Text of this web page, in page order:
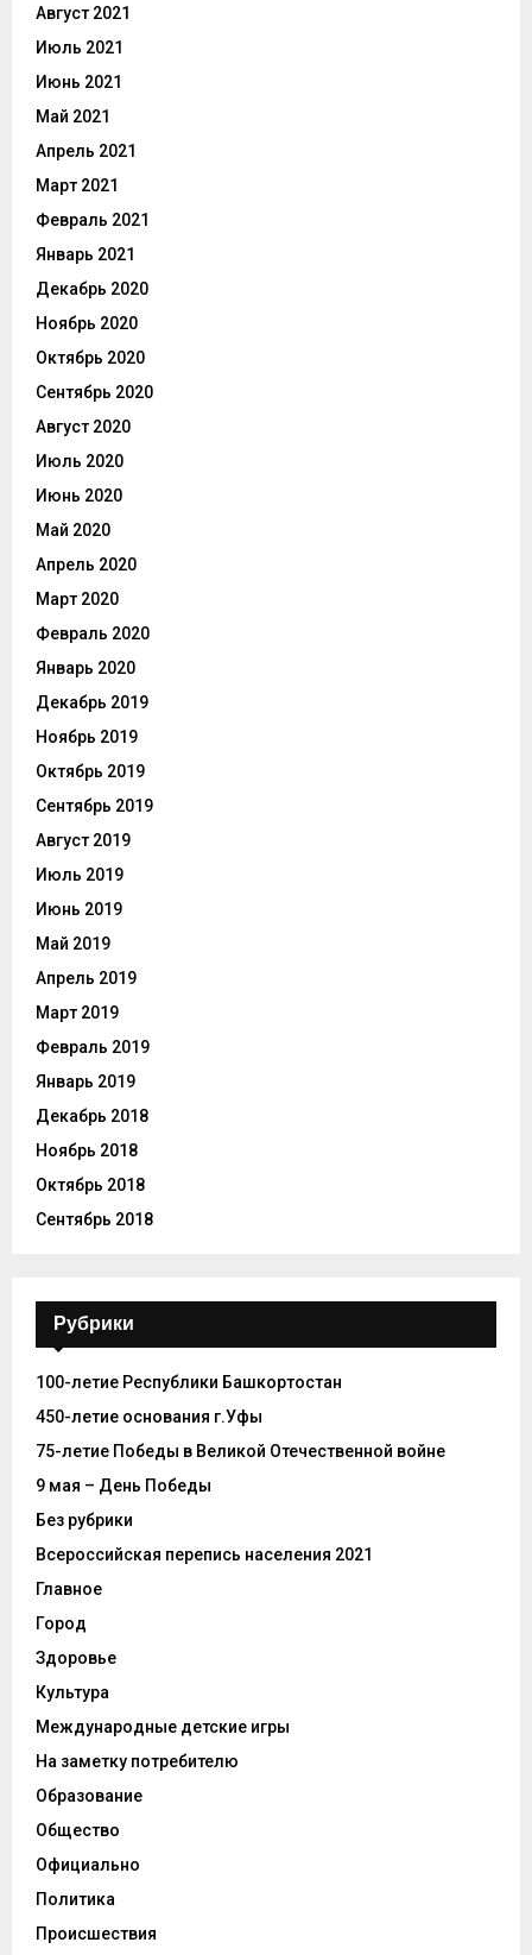
Август 2021
Июль 2021
Июнь 2021
Май 2021
Апрель 2021
Март 2021
Февраль 2021
Январь 2021
Декабрь 2020
Ноябрь 2020
Октябрь 2020
Сентябрь 2020
Август 2020
Июль 2020
Июнь 2020
Май 2020
Апрель 2020
Март 2020
Февраль 2020
Январь 2020
Декабрь 2019
Ноябрь 2019
Октябрь 2019
Сентябрь 2019
Август 2019
Июль 2019
Июнь 2019
Май 2019
Апрель 2019
Март 2019
Февраль 2019
Январь 2019
Декабрь 2018
Ноябрь 2018
Октябрь 2018
Сентябрь 2018
Рубрики
100-летие Республики Башкортостан
450-летие основания г.Уфы
75-летие Победы в Великой Отечественной войне
9 мая – День Победы
Без рубрики
Всероссийская перепись населения 2021
Главное
Город
Здоровье
Культура
Международные детские игры
На заметку потребителю
Образование
Общество
Официально
Политика
Происшествия